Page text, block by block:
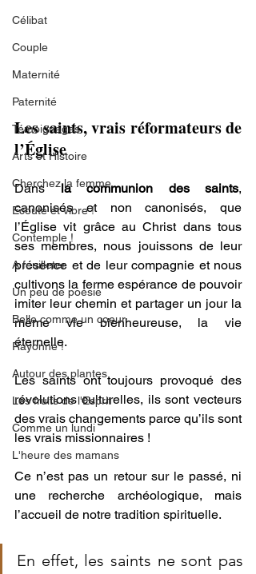
Célibat
Couple
Maternité
Paternité
Témoignages
Arts et Histoire
Cherchez la femme
Ecoute et vibre !
Contemple !
A feuilleter
Un peu de poésie
Belle comme un coeur
Rayonne !
Autour des plantes
Les fruits de l'Esprit
Comme un lundi
L'heure des mamans
Les saints, vrais réformateurs de
l’Église
Dans la communion des saints,
canonisés et non canonisés, que
l’Église vit grâce au Christ dans tous
ses membres, nous jouissons de leur
présence et de leur compagnie et nous
cultivons la ferme espérance de pouvoir
imiter leur chemin et partager un jour la
même vie bienheureuse, la vie
éternelle.
Les saints ont toujours provoqué des
révolutions culturelles, ils sont vecteurs
des vrais changements parce qu’ils sont
les vrais missionnaires !
Ce n’est pas un retour sur le passé, ni
une recherche archéologique, mais
l’accueil de notre tradition spirituelle.
En effet, les saints ne sont pas